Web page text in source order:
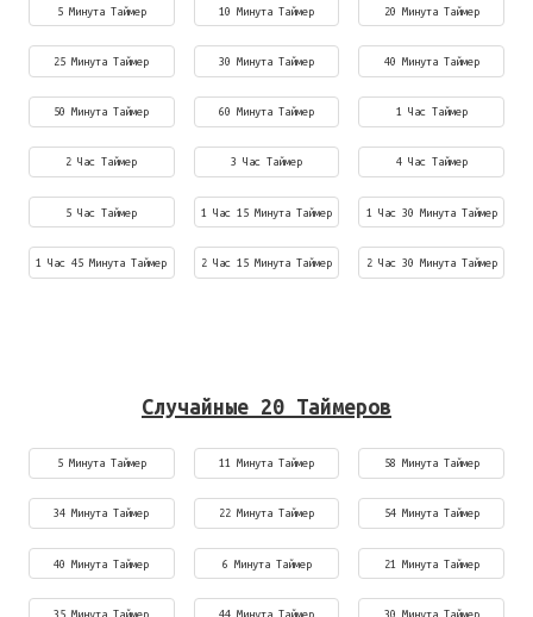
5 Минута Таймер 10 Минута Таймер 20 Минута Таймер
25 Минута Таймер 30 Минута Таймер 40 Минута Таймер
50 Минута Таймер 60 Минута Таймер 1 Час Таймер
2 Час Таймер 3 Час Таймер 4 Час Таймер
5 Час Таймер 1 Час 15 Минута Таймер 1 Час 30 Минута Таймер
1 Час 45 Минута Таймер 2 Час 15 Минута Таймер 2 Час 30 Минута Таймер
Случайные 20 Таймеров
5 Минута Таймер 11 Минута Таймер 58 Минута Таймер
34 Минута Таймер 22 Минута Таймер 54 Минута Таймер
40 Минута Таймер 6 Минута Таймер 21 Минута Таймер
35 Минута Таймер 44 Минута Таймер 30 Минута Таймер